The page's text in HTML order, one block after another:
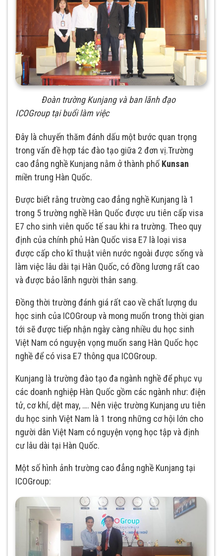
Đoàn trường Kunjang và ban lãnh đạo
ICOGroup tại buổi làm việc
Đây là chuyến thăm đánh dấu một bước quan trọng
trong vấn đề hợp tác đào tạo giữa 2 đơn vị.Trường
cao đẳng nghề Kunjang nằm ở thành phố Kunsan
miền trung Hàn Quốc.
Được biết rằng trường cao đẳng nghề Kunjang là 1
trong 5 trường nghề Hàn Quốc được ưu tiên cấp visa
E7 cho sinh viên quốc tế sau khi ra trường. Theo quy
định của chính phủ Hàn Quốc visa E7 là loại visa
được cấp cho kĩ thuật viên nước ngoài được sống và
làm việc lâu dài tại Hàn Quốc, có đồng lương rất cao
và được bảo lãnh người thân sang.
Đồng thời trường đánh giá rất cao về chất lượng du
học sinh của ICOGroup và mong muốn trong thời gian
tới sẽ được tiếp nhận ngày càng nhiều du học sinh
Việt Nam có nguyện vọng muốn sang Hàn Quốc học
nghề để có visa E7 thông qua ICOGroup.
Kunjang là trường đào tạo đa ngành nghề để phục vụ
các doanh nghiệp Hàn Quốc gồm các ngành như: điện
tử, cơ khí, dệt may, …. Nên việc trường Kunjang ưu tiên
du học sinh Việt Nam là 1 trong những cơ hội lớn cho
người dân Việt Nam có nguyện vọng học tập và định
cư lâu dài tại Hàn Quốc.
Một số hình ảnh trường cao đẳng nghề Kunjang tại
ICOGroup: